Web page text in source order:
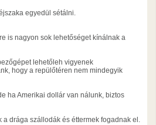
egyedül sétálni.
is nagyon sok lehetőséget kínálnak a
lehetőleh vigyenek
hogy a repülőtéren nem mindegyik
ha Amerikai dollár van nálunk, biztos
drága szállodák és éttermek fogadnak el.